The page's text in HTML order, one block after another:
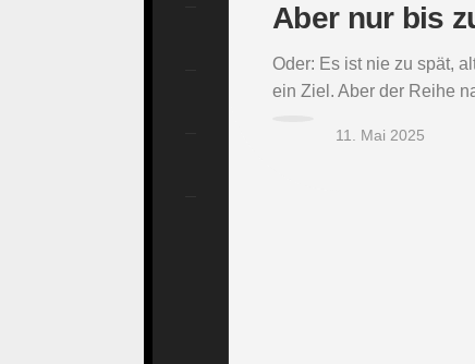
Aber nur bis
Oder: Es ist nie zu spät,
ein Ziel. Aber der Reihe
11. Mai 2025